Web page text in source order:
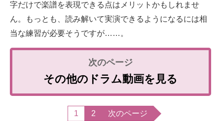
字だけで楽譜を表現できる点はメリットかもしれませ
ん。もっとも、読み解いて実演できるようになるには相
当な練習が必要そうですが……。
その他のドラム動画を見る
1 2 次のページ